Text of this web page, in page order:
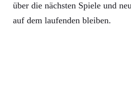
über die nächsten Spiele und
auf dem laufenden bleiben.